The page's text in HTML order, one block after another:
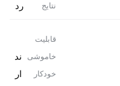
نتایج
رد
قابلیت
خاموشی
خودکار
ند
ار